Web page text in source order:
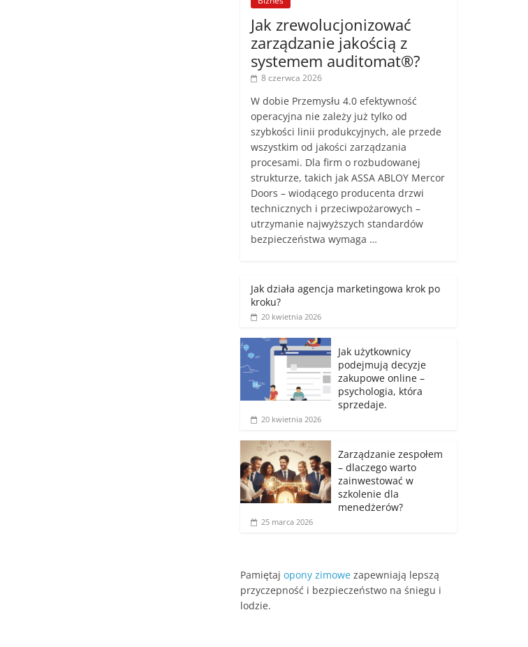
Jak zrewolucjonizować
zarządzanie jakością z
systemem auditomat®?
8 czerwca 2026
W dobie Przemysłu 4.0 efektywność
operacyjna nie zależy już tylko od
szybkości linii produkcyjnych, ale przede
wszystkim od jakości zarządzania
procesami. Dla firm o rozbudowanej
strukturze, takich jak ASSA ABLOY Mercor
Doors – wiodącego producenta drzwi
technicznych i przeciwpożarowych –
utrzymanie najwyższych standardów
bezpieczeństwa wymaga …
Jak działa agencja marketingowa krok po
kroku?
20 kwietnia 2026
Jak użytkownicy
podejmują decyzje
zakupowe online –
psychologia, która
sprzedaje.
20 kwietnia 2026
Zarządzanie zespołem
– dlaczego warto
zainwestować w
szkolenie dla
menedżerów?
25 marca 2026
Pamiętaj opony zimowe zapewniają lepszą
przyczepność i bezpieczeństwo na śniegu i
lodzie.